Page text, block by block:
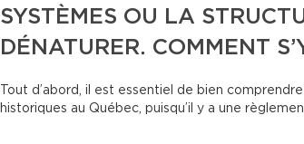
SYSTÈMES OU LA
DÉNATURER. COMMENT
Tout d’abord, il est essentiel de bien
historiques au Québec, puisqu’il y a une